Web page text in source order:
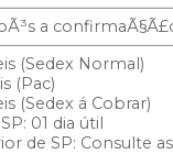
a
(Sedex Normal)
(Pac)
(Sedex á Cobrar)
01 dia útil
de SP: Consulte